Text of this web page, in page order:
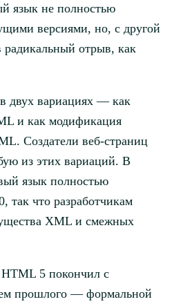
язык не полностью
версиями, но, с другой
радикальный отрыв, как
двух вариациях — как
и как модификация
Создатели веб-страниц
из этих вариаций. В
язык полностью
так что разработчикам
XML и смежных
5 покончил с
прошлого — формальной